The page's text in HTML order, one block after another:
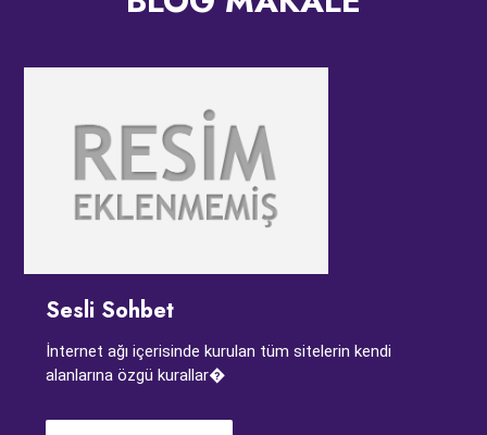
Sesli Sohbet
İnternet ağı içerisinde kurulan tüm sitelerin kendi
alanlarına özgü kurallar�